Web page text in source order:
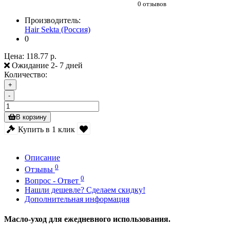
0 отзывов
Производитель:
Hair Sekta (Россия)
0
Цена: 118.77 р.
Ожидание 2- 7 дней
Количество:
+
-
В корзину
Купить в 1 клик
Описание
Отзывы 0
Вопрос - Ответ 0
Нашли дешевле? Сделаем скидку!
Дополнительная информация
Масло-уход для ежедневного использования.